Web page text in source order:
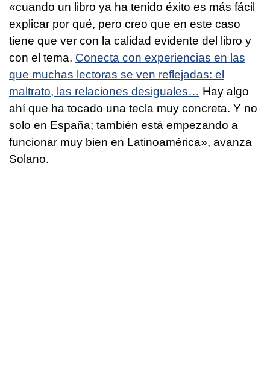
«cuando un libro ya ha tenido éxito es más fácil
explicar por qué, pero creo que en este caso
tiene que ver con la calidad evidente del libro y
con el tema. Conecta con experiencias en las
que muchas lectoras se ven reflejadas: el
maltrato, las relaciones desiguales… Hay algo
ahí que ha tocado una tecla muy concreta. Y no
solo en España; también está empezando a
funcionar muy bien en Latinoamérica», avanza
Solano.